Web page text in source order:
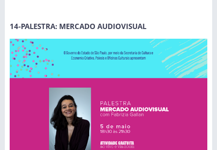
14-PALESTRA: MERCADO AUDIOVISUAL